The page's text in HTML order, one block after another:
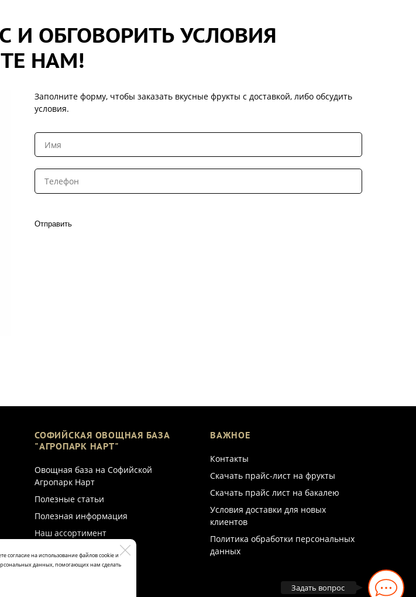
согласие на использование файлов cookie и
данных, помогающих нам сделать
Задать вопрос
И ОБГОВОРИТЬ УСЛОВИЯ
НАМ!
Заполните форму, чтобы заказать вкусные фрукты с доставкой, либо обсудить
условия.
Отправить
СОФИЙСКАЯ ОВОЩНАЯ БАЗА
"АГРОПАРК НАРТ"
Овощная база на Софийской
Агропарк Нарт
Полезные статьи
Полезная информация
Наш ассортимент
ВАЖНОЕ
Контакты
Скачать прайс-лист на фрукты
Скачать прайс лист на бакалею
Условия доставки для новых
клиентов
Политика обработки персональных
данных